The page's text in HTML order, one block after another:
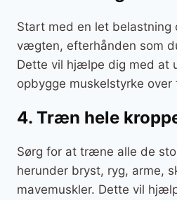
Start med en let belastning
vægten, efterhånden som
Dette vil hjælpe dig med at
opbygge muskelstyrke over
4. Træn hele
Sørg for at træne alle de
herunder bryst, ryg, arme,
mavemuskler. Dette vil